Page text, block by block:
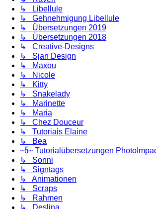
↳ Libellule
↳ Gehnehmigung Libellule
↳ Übersetzungen 2019
↳ Übersetzungen 2018
↳ Creative-Designs
↳ Sjan Design
↳ Maxou
↳ Nicole
↳ Kitty
↳ Snakelady
↳ Marinette
↳ Maria
↳ Chez Douceur
↳ Tutoriais Elaine
↳ Bea
~წ~ Tutorialübersetzungen
↳ Sonni
↳ Signtags
↳ Animationen
↳ Scraps
↳ Rahmen
↳ Deslina